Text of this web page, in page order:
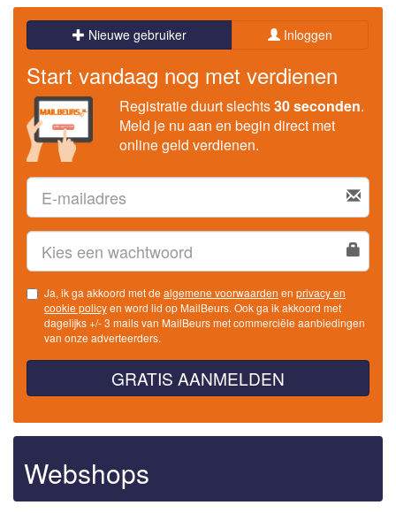
Nieuwe gebruiker Inloggen
Start vandaag nog met verdienen
Registratie duurt slechts30 seconden.
Meld je nu aan en begin direct met
online geld verdienen.
Ja, ik ga akkoord met de algemene voorwaarden en privacy en
cookie policy
dagelijks +/- 3 mails van MailBeurs met commerciële aanbiedingen
van onze adverteerders.
GRATIS AANMELDEN
Webshops